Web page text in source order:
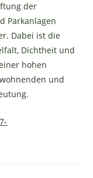
der
Parkanlagen
Dabei ist die
Dichtheit und
hohen
und